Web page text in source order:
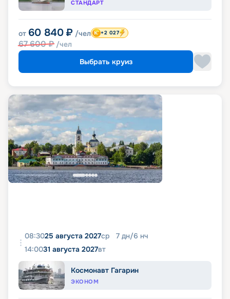
СТАНДАРТ
от 60 840 ₽ /чел
67 600₽ /чел
+2 027
Выбрать круиз
08:3025 августа 2027ср 7 дн/6 нч
14:0031 августа 2027вт
Космонавт Гагарин
ЭКОНОМ